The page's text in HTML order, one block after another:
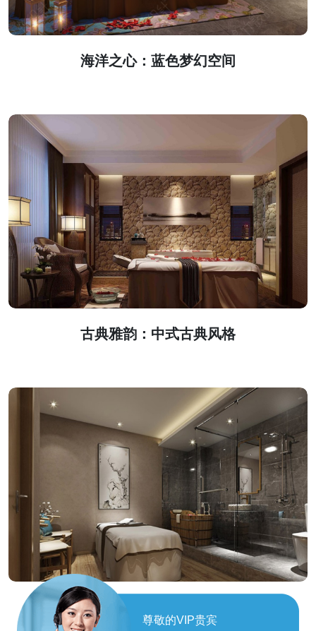
尊敬的VIP贵宾
海洋之心：蓝色梦幻空间
古典雅韵：中式古典风格
现代简约：时尚舒适空间